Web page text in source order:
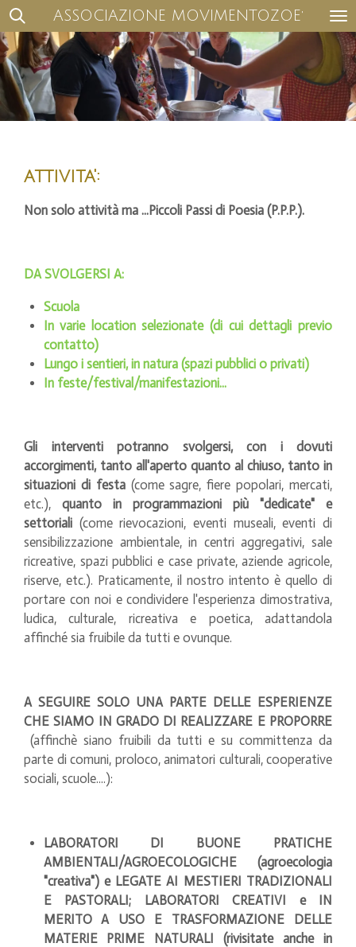
Vai
al
contenuto
principale
ASSOCIAZIONE MOVIMENTOZOE'
attivita':
Non solo attività ma ...Piccoli Passi di Poesia (P.P.P.).
DA SVOLGERSI A:
Scuola
In varie location selezionate (di cui dettagli previo
contatto)
Lungo i sentieri, in natura (spazi pubblici o privati)
In feste/festival/manifestazioni...
Gli interventi potranno svolgersi, con i dovuti
accorgimenti, tanto all'aperto quanto al chiuso, tanto in
situazioni di festa(come sagre, fiere popolari, mercati,
etc.), quanto in programmazioni più "dedicate" e
settoriali (come rievocazioni, eventi museali, eventi di
sensibilizzazione ambientale, in centri aggregativi, sale
ricreative, spazi pubblici e case private, aziende agricole,
riserve, etc.). Praticamente, il nostro intento è quello di
portare con noi e condividere l'esperienza dimostrativa,
ludica, culturale, ricreativa e poetica, adattandola
affinché sia fruibile da tutti e ovunque.
A SEGUIRE SOLO UNA PARTE DELLE ESPERIENZE
CHE SIAMO IN GRADO DI REALIZZARE E PROPORRE
(affinchè siano fruibili da tutti e su committenza da
parte di comuni, proloco, animatori culturali, cooperative
sociali, scuole....):
LABORATORI DI BUONE PRATICHE
AMBIENTALI/AGROECOLOGICHE (agroecologia
"creativa") e LEGATE AI MESTIERI TRADIZIONALI
E PASTORALI; LABORATORI CREATIVI e IN
MERITO A USO E TRASFORMAZIONE DELLE
MATERIE PRIME NATURALI (rivisitate anche in